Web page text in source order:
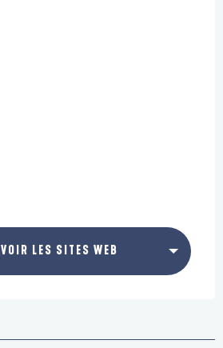
VOIR LES SITES WEB